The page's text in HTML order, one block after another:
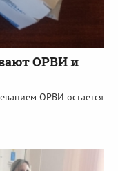
ОРВИ и
ОРВИ остается